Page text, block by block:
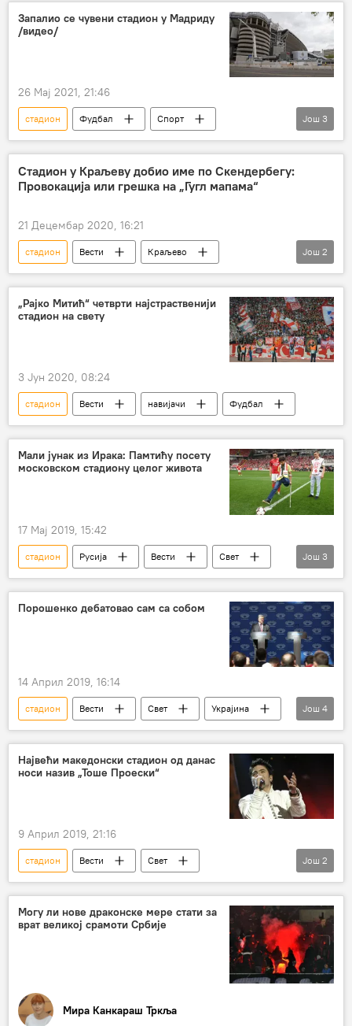
Запалио се чувени стадион у Мадриду
/видео/
26 Мај 2021, 21:46
стадион Фудбал
Спорт
Реал Мадрид
Мадрид
Несреће и природне катастрофе
Још 3
Стадион у Краљеву добио име по Скендербегу:
Провокација или грешка на „Гугл мапама“
21 Децембар 2020, 16:21
стадион Вести
Краљево
Скендербег
Гугл мапа
Још 2
„Рајко Митић“ четврти најстраственији
стадион на свету
3 Јун 2020, 08:24
стадион Вести навијачи Фудбал
Мали јунак из Ирака: Памтићу посету
московском стадиону целог живота
17 Мај 2019, 15:42
стадион Русија Вести
Свет
Ирак
Касим Алкадим Фудбал
Још 3
Порошенко дебатовао сам са собом
14 Април 2019, 16:14
стадион Вести Свет
Украјина
Петро Порошенко
Владимир Зеленски
дебата
Европа
Још 4
Највећи македонски стадион од данас
носи назив „Тоше Проески“
9 Април 2019, 21:16
стадион Вести
Свет
Тоше Проески
Регион
Још 2
Могу ли нове драконске мере стати за
врат великој срамоти Србије
Мира Канкараш Тркља